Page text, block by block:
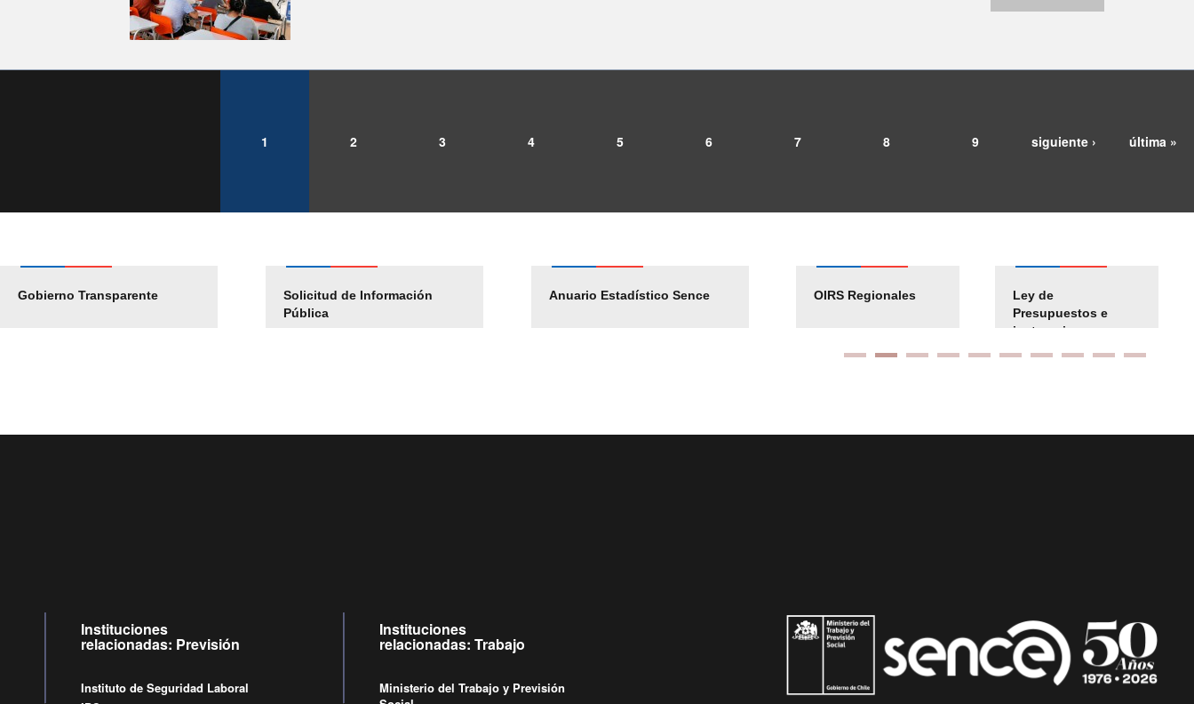
1 2 3 4 5 6 7 8 9 siguiente › última »
Gobierno Transparente
Solicitud de Información
Pública
Anuario Estadístico Sence
Pago Proveedores
Empleos Públicos
Solicitud Audiencias
OIRS Regionales
Ley de
Presupuestos e
instrucciones
Instituciones
relacionadas: Previsión
Instituto de Seguridad Laboral
Instituciones
relacionadas: Trabajo
Ministerio del Trabajo y Previsión